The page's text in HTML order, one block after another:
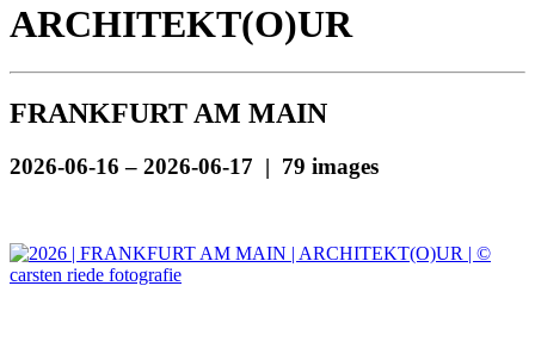
ARCHITEKT(O)UR
FRANKFURT AM MAIN
2026-06-16 – 2026-06-17 | 79 images